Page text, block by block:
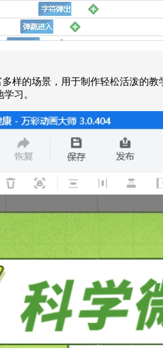
样的场景，用于制作轻松活泼的教
习。